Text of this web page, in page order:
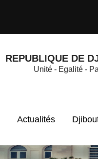
REPUBLIQUE DE
Unité - Egalité -
Actualités